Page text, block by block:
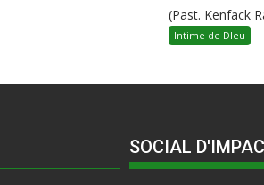
(Past. Kenfack
Intime de DIeu
SOCIAL